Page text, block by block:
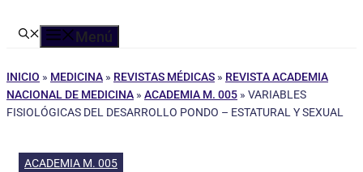
Menú
INICIO » MEDICINA » REVISTAS MÉDICAS » REVISTA ACADEMIA
NACIONAL DE MEDICINA » ACADEMIA M. 005 » VARIABLES
FISIOLÓGICAS DEL DESARROLLO PONDO – ESTATURAL Y SEXUAL
ACADEMIA M. 005